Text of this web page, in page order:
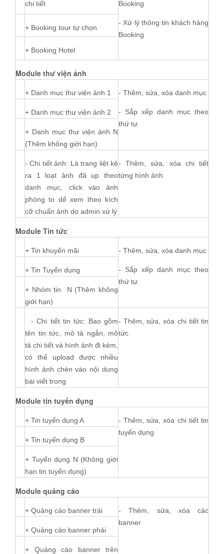
chi tiết Booking
- Xử lý thông tin khách hàng
Booking
+ Booking tour tự chọn
+ Booking Hotel
Module thư viện ảnh
+ Danh mục thư viện ảnh 1 - Thêm, sửa, xóa danh mục
- Sắp xếp danh mục theo
thứ tự.
+ Danh mục thư viện ảnh 2
+ Danh mục thư viện ảnh N
(Thêm không giới hạn)
- Chi tiết ảnh: Là trang liệt kê
ra 1 loạt ảnh đã up theo
danh mục, click vào ảnh
phóng to dể xem theo kích
cỡ chuẩn ảnh do admin xử lý
- Thêm, sửa, xóa chi tiết
từng hình ảnh
Module Tin tức
+ Tin khuyến mãi - Thêm, sửa, xóa danh mục
- Sắp xếp danh mục theo
thứ tự.
+ Tin Tuyển dụng
+ Nhóm tin N (Thêm không
giới hạn)
- Chi tiết tin tức: Bao gồm
tên tin tức, mô tả ngắn, mô
tả chi tiết và hình ảnh đi kèm,
có thể upload được nhiều
hình ảnh chèn vào nội dung
bài viết trong
- Thêm, sửa, xóa chi tiết tin
tức
Module tin tuyển dụng
+ Tin tuyển dụng A
- Thêm, sửa, xóa chi tiết tin
tuyển dụng
+ Tin tuyển dụng B
+ Tuyển dụng N (Không giới
hạn tin tuyển dụng)
Module quảng cáo
+ Quảng cáo banner trái
- Thêm, sửa, xóa các
banner
+ Quảng cáo banner phải
+ Quảng cáo banner trên